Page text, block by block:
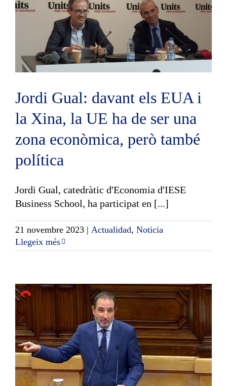
Jordi Gual: davant els EUA i
la Xina, la UE ha de ser una
zona econòmica, però també
política
Jordi Gual, catedràtic d'Economia d'IESE
Business School, ha participat en [...]
21 novembre 2023 | Actualidad, Noticia
Llegeix més